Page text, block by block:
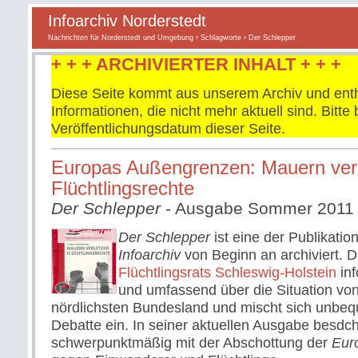
Infoarchiv Norderstedt
Nachrichten für Norderstedt und Umgebung › Schlagworte › Der Schlepper
+ + + ARCHIVIERTER INHALT + + +
Diese Seite kommt aus unserem Archiv und
Informationen, die nicht mehr aktuell sind. Bitte
Veröffentlichungsdatum dieser Seite.
Europas Außengrenzen: Mauern
Flüchtlingsrechte
Der Schlepper- Ausgabe Sommer 2011
Der Schlepperist eine der
Infoarchivvon Beginn an archiviert.
Flüchtlingsrats Schleswig-Holstein
und umfassend über die Situation
nördlichsten Bundesland und mischt sich
Debatte ein. In seiner aktuellen Ausgabe
schwerpunktmäßig mit der Abschottung der